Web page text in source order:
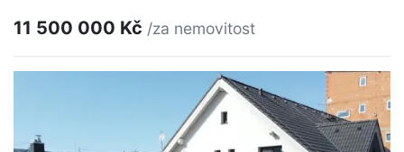
11 500 000 Kč /za nemovitost